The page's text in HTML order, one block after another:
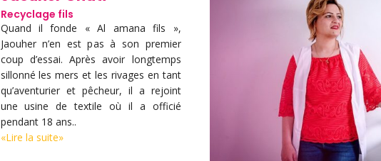
Recyclage fils
Quand il fonde « Al amana fils »,
Jaouher n’en est pas à son premier
coup d’essai. Après avoir longtemps
sillonné les mers et les rivages en tant
qu’aventurier et pêcheur, il a rejoint
une usine de textile où il a officié
pendant 18 ans..
«Lire la suite»